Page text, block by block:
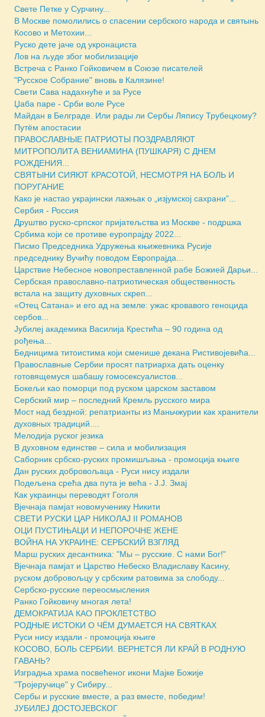
Свете Петке у Сурчину...
В Москве помолились о спасении сербского народа и святынь
Косово и Метохии...
Руско дете јаче од укронациста
Лов на људе због мобилизације
Встреча с Ранко Гойковичем в Союзе писателей
"Русское Собрание" вновь в Калязине!
Свети Сава надахнуће и за Русе
Џаба паре - Срби воле Русе
Майдан в Белграде. Или рады ли Сербы Ляпису Трубецкому?
Путём апостасии
ПРАВОСЛАВНЫЕ ПАТРИОТЫ ПОЗДРАВЛЯЮТ
МИТРОПОЛИТА ВЕНИАМИНА (ПУШКАРЯ) С ДНЕМ
РОЖДЕНИЯ...
СВЯТЫНИ СИЯЮТ КРАСОТОЙ, НЕСМОТРЯ НА БОЛЬ И
ПОРУГАНИЕ
Како је настао украјински лажњак о „изјумској сахрани”...
Сербия - Россия
Друштво руско-српског пријатељства из Москве - подршка
Србима који се противе eуропрајду 2022...
Писмо Председника Удружења књижевника Русије
председнику Вучићу поводом Европрајда...
Царствие Небесное новопреставленной рабе Божией Дарьи...
Сербская православно-патриотическая общественность
встала на защиту духовных скреп...
«Отец Сатана» и его ад на земле: ужас кровавого геноцида
сербов...
Јубилеј академика Василија Крестића – 90 година од
рођења...
Бедницима титоистима који сменише декана Ристивојевића...
Православные Сербии просят патриарха дать оценку
готовящемуся шабашу гомосексуалистов...
Бокељи као поморци под руском царском заставом
Сербский мир – последний Кремль русского мира
Мост над бездной: репатрианты из Маньчжурии как хранители
духовных традиций....
Мелодија руског језика
В духовном единстве – сила и мобилизация
Саборник србско-руских промишљања - промоција књиге
Дан руских добровољаца - Руси нису издали
Подељена срећа два пута је већа - Ј.Ј. Змај
Как украинцы переводят Гоголя
Вјечнаја памјат новомученику Никити
СВЕТИ РУСКИ ЦАР НИКОЛАЈ II РОМАНОВ
ОЦИ ПУСТИЊАЦИ И НЕПОРОЧНЕ ЖЕНЕ
ВОЙНА НА УКРАИНЕ: СЕРБСКИЙ ВЗГЛЯД
Марш руских десантника: "Мы – русские. С нами Бог!"
Вјечнаја памјат и Царство Небеско Владиславу Касину,
руском добровољцу у србским ратовима за слободу...
Сербско-русские переосмысления
Ранко Гойковичу многая лета!
ДЕМОКРАТИЈА КАО ПРОКЛЕТСТВО
РОДНЫЕ ИСТОКИ О ЧЁМ ДУМАЕТСЯ НА СВЯТКАХ
Руси нису издали - промоција књиге
КОСОВО, БОЛЬ СЕРБИИ. ВЕРНЕТСЯ ЛИ КРАЙ В РОДНУЮ
ГАВАНЬ?
Изградња храма посвећеног икони Мајке Божије
"Тројеручице" у Сибиру...
Сербы и русские вместе, а раз вместе, победим!
ЈУБИЛЕЈ ДОСТОЈЕВСКОГ